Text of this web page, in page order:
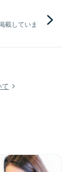
載していま